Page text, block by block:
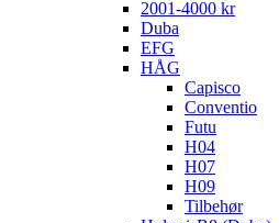
2001-4000 kr
Duba
EFG
HÅG
Capisco
Conventio
Futu
H04
H07
H09
Tilbehør